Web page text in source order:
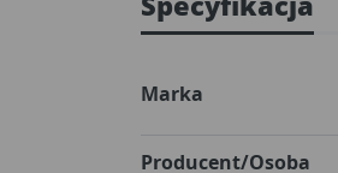
Marka
Producent/Osoba